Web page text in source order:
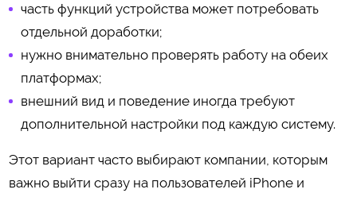
часть функций устройства может потребовать
отдельной доработки;
нужно внимательно проверять работу на обеих
платформах;
внешний вид и поведение иногда требуют
дополнительной настройки под каждую систему.
Этот вариант часто выбирают компании, которым
важно выйти сразу на пользователей iPhone и